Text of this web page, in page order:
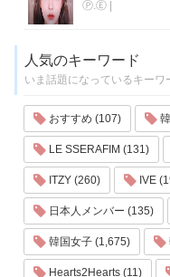
Ⓟ.Ⓔ
人気のキーワード
いま話題になっているキーワ
おすすめ (107)
LE SSERAFIM (131)
ITZY (260) IVE
日本人メンバー (135)
韓国女子 (1,675)
Hearts2Hearts (11)